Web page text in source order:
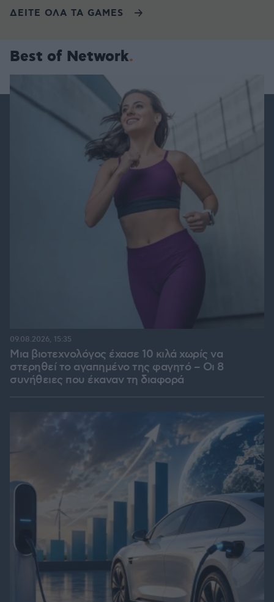
ΔΕΙΤΕ ΟΛΑ ΤΑ GAMES
Best of Network
Μια βιοτεχνολόγος έχασε 10 κιλά χωρίς να
στερηθεί το αγαπημένο της φαγητό – Οι 8
συνήθειες που έκαναν τη διαφορά
09.08.2026, 15:35